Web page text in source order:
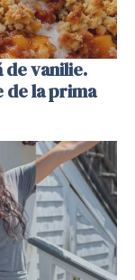
vanilie.
la prima